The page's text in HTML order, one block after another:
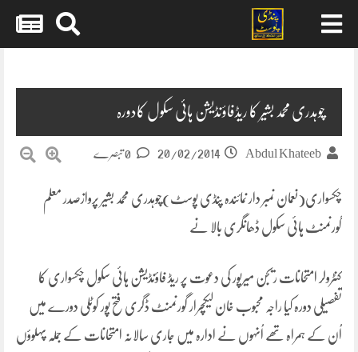
چوہدری محمد بشیر کا ریڈفاؤنڈیشن ہائی سکول کادورہ
Abdul Khateeb
20/02/2014
چکسواری(نعمان نمبر دار نمائندہ پنڈی پوسٹ)چوہدری محمد بشیر پروازصدر معلم
گورنمنٹ ہائی سکول ڈھانگری بالا نے
کنٹرولر امتحانات ریجن میرپور کی دعوت پر ریڈ فاؤنڈیشن ہائی سکول چکسواری کا
تفصیلی دورہ کیا راجہ محبوب خان لیکچرار گورنمنٹ ڈگری فتح پور کوٹلی دورے میں
اُن کے ہمراہ تھے اُنہوں نے ادارہ میں جاری سالانہ امتحانات کے جملہ پہلوؤں